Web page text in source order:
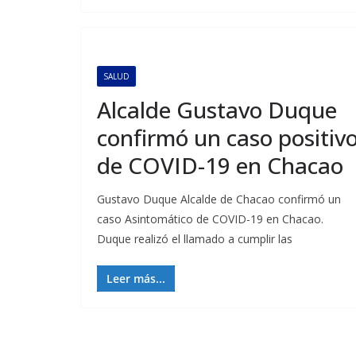
SALUD
Alcalde Gustavo Duque
confirmó un caso
de COVID-19 en Chacao
Gustavo Duque Alcalde de Chacao confirmó un
caso Asintomático de COVID-19 en Chacao.
Duque realizó el llamado a cumplir las
Leer más...